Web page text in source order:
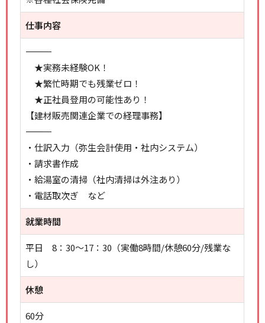
仕事内容
――――――――――――――
★実務未経験OK！
★繁忙時期でも残業ゼロ！
★正社員登用の可能性あり！
【建材販売関連企業での経理事務】
――――――――――――――
・仕訳入力（弥生会計使用・社内システム）
・請求書作成
・給湯室の清掃（社内清掃は外注あり）
・電話取次ぎ など
就業時間
平日 8：30～17：30（実働8時間/休憩60分/残業な
し）
休憩
60分